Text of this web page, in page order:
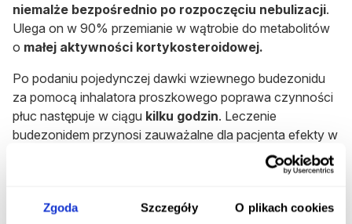
Zgoda Szczegóły O plikach cookies
niemalże bezpośrednio po rozpoczęciu nebulizacji.
Ulega on w 90% przemianie w wątrobie do metabolitów
o małej aktywności kortykosteroidowej.
Po podaniu pojedynczej dawki wziewnego budezonidu
za pomocą inhalatora proszkowego poprawa czynności
płuc następuje w ciągu kilku godzin. Leczenie
budezonidem przynosi zauważalne dla pacjenta efekty w
, jednakże pełne działanie może wystąpić
Działania niepożądane